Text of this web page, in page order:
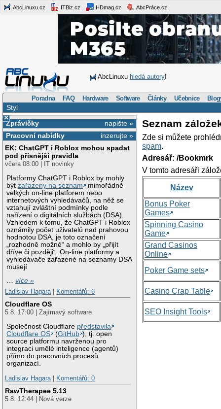
AbcLinuxu.cz ITBiz.cz HDmag.cz AbcPráce.cz
AbcLinuxu hledá autory!
Poradna FAQ Hardware Software Články Učebnice
Styl
×
napište »
Zprávičky
inzerujte »
Pracovní nabídky
EK: ChatGPT i Roblox mohou spadat
pod přísnější pravidla
včera 08:00 | IT novinky
Platformy ChatGPT i Roblox by mohly
býtzařazeny na seznam
mimořádně
velkých on-line platforem nebo
internetových vyhledávačů, na něž se
vztahují zvláštní podmínky podle
nařízení o digitálních službách (DSA).
Vzhledem k tomu, že ChatGPT i Roblox
oznámily počet uživatelů nad prahovou
hodnotou DSA, je toto označení
„rozhodně možné“ a mohlo by „přijít
dříve či později“. On-line platformy a
vyhledávače zařazené na seznamy DSA
musejí
…více »
Ladislav Hagara
Komentářů: 6
Cloudflare OS
5.8. 17:00 | Zajímavý software
Společnost Cloudflare představila
Cloudflare OS
(GitHub ), tj. open
source platformu navrženou pro
integraci umělé inteligence (agentů)
přímo do pracovních procesů
organizací.
Ladislav Hagara
Komentářů: 0
RawTherapee 5.13
5.8. 12:44 | Nová verze
Seznam
Zde si můžete
spam.
Adresář: /Bookmrk
V tomto adresáři
Název
Bonus Poker
Games
Spinning Casino
Game
Grand Casinos
Online
Poker Game sets
Casino Crap Table
SEO Insight Tools